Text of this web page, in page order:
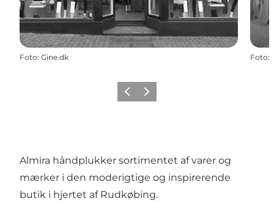
Foto: Gine.dk Foto:
ForrigeNæste
Almira håndplukker sortimentet af varer og
mærker i den moderigtige og inspirerende
butik i hjertet af Rudkøbing.